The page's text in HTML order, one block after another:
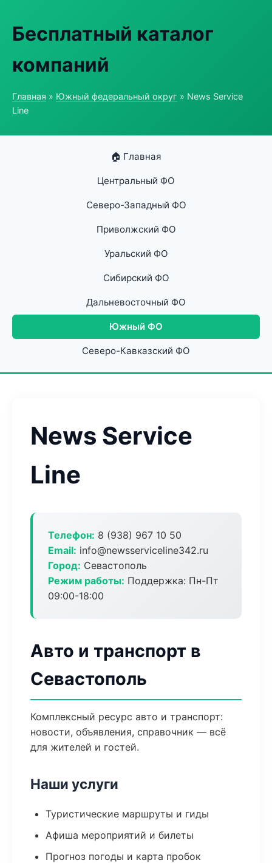
Бесплатный каталог
компаний
Главная » Южный федеральный округ » News Service
Line
🏠 Главная
Центральный ФО
Северо-Западный ФО
Приволжский ФО
Уральский ФО
Сибирский ФО
Дальневосточный ФО
Южный ФО
Северо-Кавказский ФО
News Service
Line
Телефон: 8 (938) 967 10 50
Email: info@newsserviceline342.ru
Город: Севастополь
Режим работы: Поддержка: Пн-Пт
09:00-18:00
Авто и транспорт в
Севастополь
Комплексный ресурс авто и транспорт:
новости, объявления, справочник — всё
для жителей и гостей.
Наши услуги
Туристические маршруты и гиды
Афиша мероприятий и билеты
Прогноз погоды и карта пробок